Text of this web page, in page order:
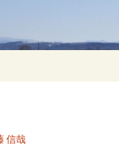
信哉